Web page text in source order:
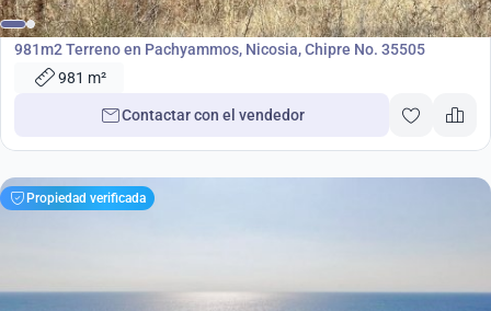
Terreno
981m2 Terreno en Pachyammos, Nicosia, Chipre No. 35505
981 m²
Contactar con el vendedor
Propiedad verificada